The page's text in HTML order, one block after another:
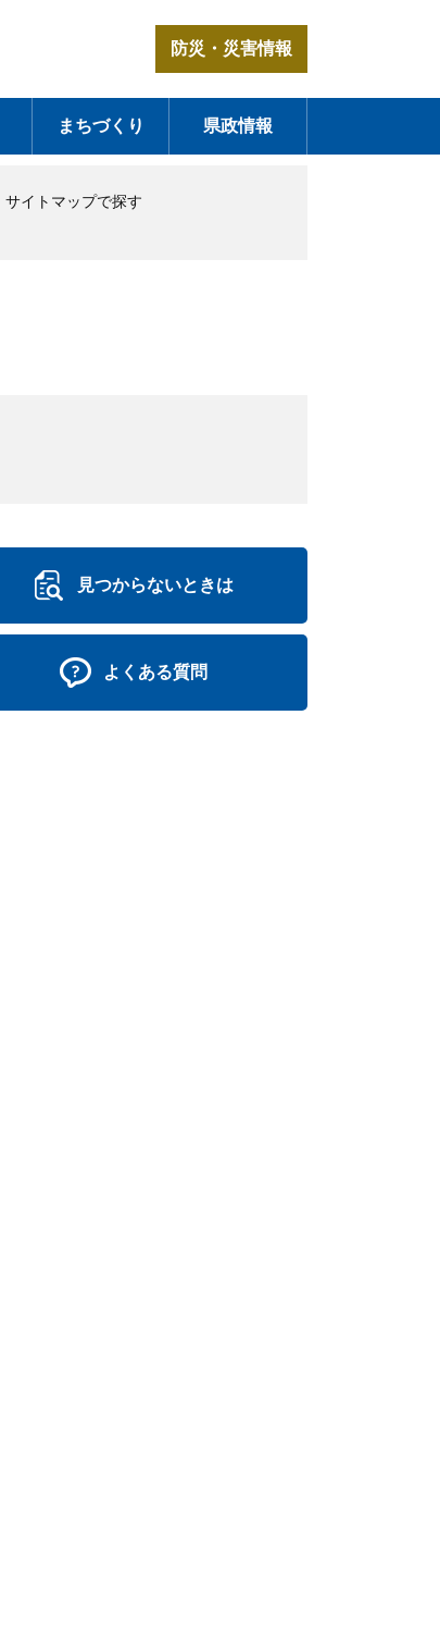
防災・災害情報
まちづくり 県政情報
サイトマップで探す
見つからないときは
よくある質問